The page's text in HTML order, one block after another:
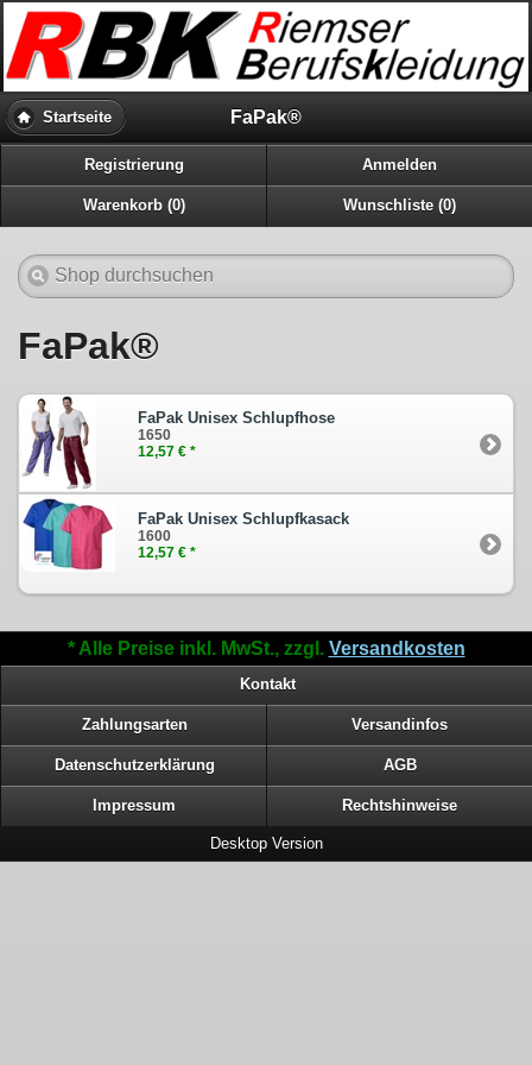
Startseite FaPak®
Registrierung Anmelden
Warenkorb (0) Wunschliste (0)
FaPak®
FaPak Unisex Schlupfhose
1650
12,57 € *
FaPak Unisex Schlupfkasack
1600
12,57 € *
* Alle Preise inkl. MwSt., zzgl. Versandkosten
Kontakt
Zahlungsarten Versandinfos
Datenschutzerklärung AGB
Impressum Rechtshinweise
Desktop Version